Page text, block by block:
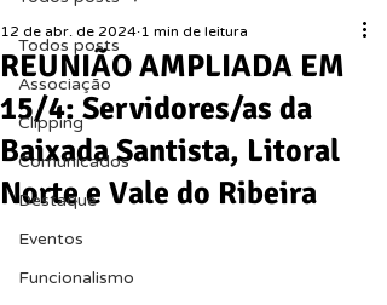
Todos posts
Associação
Clipping
Comunicados
Destaque
Eventos
Funcionalismo
REUNIÃO AMPLIADA EM
15/4: Servidores/as da
Baixada Santista, Litoral
Norte e Vale do Ribeira
12 de abr. de 2024 1 min de leitura